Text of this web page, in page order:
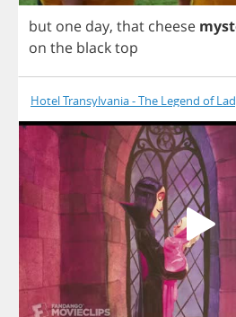
but one day, that cheese
on the blacktop
Hotel Transylvania - The Legend of